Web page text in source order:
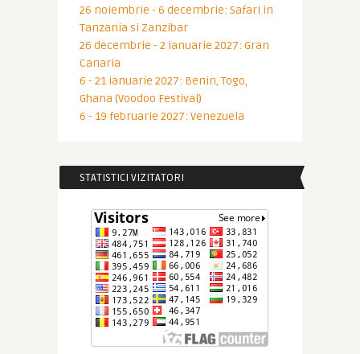
26 noiembrie - 6 decembrie: Safari in
Tanzania si Zanzibar
26 decembrie - 2 ianuarie 2027: Gran
Canaria
6 - 21 ianuarie 2027: Benin, Togo,
Ghana (Voodoo Festival)
6 - 19 februarie 2027: Venezuela
STATISTICI VIZITATORI